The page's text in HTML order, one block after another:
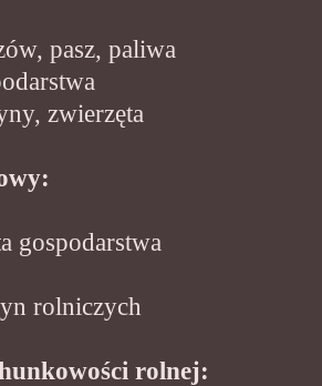
pasz, paliwa
zwierzęta
gospodarstwa
rolniczych
rolnej: